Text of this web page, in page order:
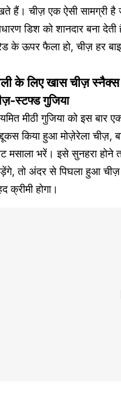
हैं। चीज़ एक ऐसी सामग्री
डिश को शानदार बना
के ऊपर फैला हो, चीज़ हर
के लिए खास चीज़ स्नैक्स
स्टफ्ड गुजिया
मीठी गुजिया को इस
किया हुआ मोज़ेरेला चीज़,
मसाला भरें। इसे सुनहरा
तो अंदर से पिघला हुआ चीज़
क्रीमी होगा।